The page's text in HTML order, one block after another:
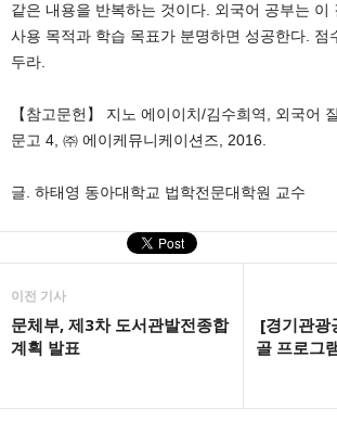
같은 내용을 반복하는 것이다. 외국어 공부는 이
사용 목적과 학습 목표가 분명하면 성공한다. 점
두라.
【참고문헌】 지노 에이이치/김수희역, 외국어
문고 4, ㈜ 에이케뮤니케이션즈, 2016.
글. 하태영 동아대학교 법학전문대학원 교수
이전 기사
문체부, 제3차 도서관발전종합
계획 발표
[경기관광
골 프로그